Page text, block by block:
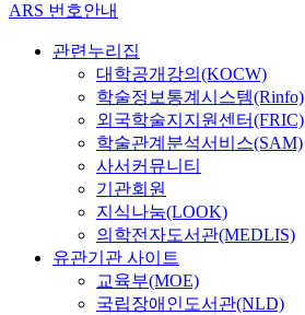
ARS 번호안내
관련누리집
대학공개강의(KOCW)
학술정보통계시스템(Rinfo)
외국학술지지원센터(FRIC)
학술관계분석서비스(SAM)
사서커뮤니티
기관회원
지식나눔(LOOK)
의학전자도서관(MEDLIS)
유관기관 사이트
교육부(MOE)
국립장애인도서관(NLD)